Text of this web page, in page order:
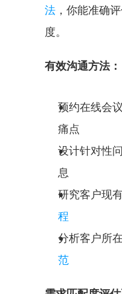
法 ，你能准确
度。
有效沟通方法：
预约在线会
痛点
设计针对性
息
研究客户现
程
分析客户所
范